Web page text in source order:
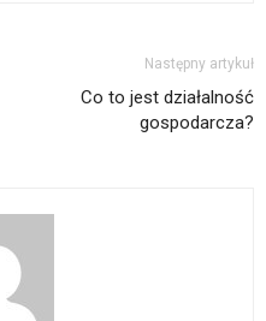
Następny artykuł
Co to jest działalność
gospodarcza?